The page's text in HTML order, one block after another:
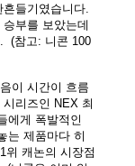
들기였습니다.
부를 보았는데
(참고: 니콘 100
이 시간이 흐름
리즈인 NEX 최
에게 폭발적인
는 제품마다 히
위 캐논의 시장점